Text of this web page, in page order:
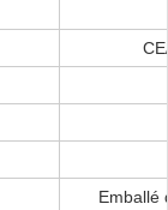
Emballé